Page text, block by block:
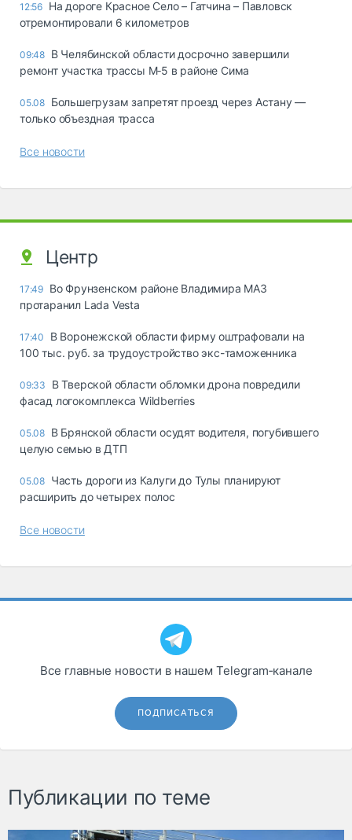
12:56 На дороге Красное Село – Гатчина – Павловск
отремонтировали 6 километров
09:48 В Челябинской области досрочно завершили
ремонт участка трассы М‑5 в районе Сима
05.08 Большегрузам запретят проезд через Астану —
только объездная трасса
Все новости
Центр
17:49 Во Фрунзенском районе Владимира МАЗ
протаранил Lada Vesta
17:40
В Воронежской области фирму оштрафовали на
100 тыс. руб. за трудоустройство экс-таможенника
09:33
В Тверской области обломки дрона повредили
фасад логокомплекса Wildberries
05.08 В Брянской области осудят водителя, погубившего
целую семью в ДТП
05.08 Часть дороги из Калуги до Тулы планируют
расширить до четырех полос
Все новости
Все главные новости в нашем Telegram‑канале
ПОДПИСАТЬСЯ
Публикации по теме